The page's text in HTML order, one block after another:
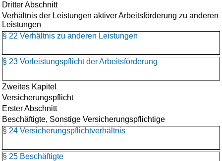
Dritter Abschnitt
Verhältnis der Leistungen aktiver Arbeitsförderung zu anderen
Leistungen
§ 22 Verhältnis zu anderen Leistungen
§ 23 Vorleistungspflicht der Arbeitsförderung
Zweites Kapitel
Versicherungspflicht
Erster Abschnitt
Beschäftigte, Sonstige Versicherungspflichtige
§ 24 Versicherungspflichtverhältnis
§ 25 Beschäftigte